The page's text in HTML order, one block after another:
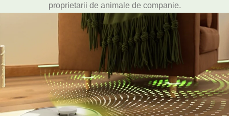
proprietarii de animale de companie.